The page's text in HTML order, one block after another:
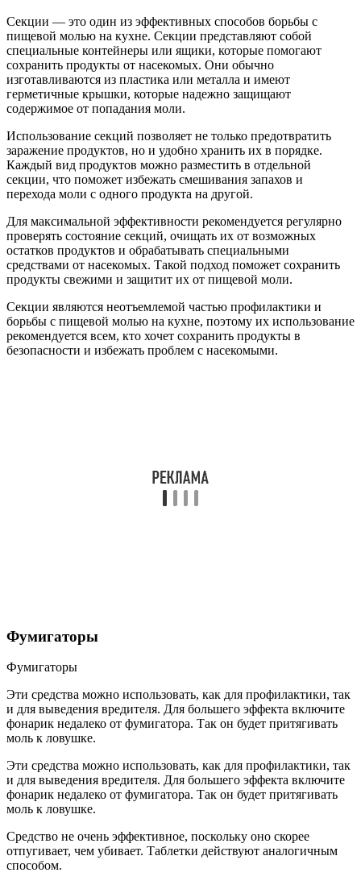
Секции — это один из эффективных способов борьбы с
пищевой молью на кухне. Секции представляют собой
специальные контейнеры или ящики, которые помогают
сохранить продукты от насекомых. Они обычно
изготавливаются из пластика или металла и имеют
герметичные крышки, которые надежно защищают
содержимое от попадания моли.
Использование секций позволяет не только предотвратить
заражение продуктов, но и удобно хранить их в порядке.
Каждый вид продуктов можно разместить в отдельной
секции, что поможет избежать смешивания запахов и
перехода моли с одного продукта на другой.
Для максимальной эффективности рекомендуется регулярно
проверять состояние секций, очищать их от возможных
остатков продуктов и обрабатывать специальными
средствами от насекомых. Такой подход поможет сохранить
продукты свежими и защитит их от пищевой моли.
Секции являются неотъемлемой частью профилактики и
борьбы с пищевой молью на кухне, поэтому их использование
рекомендуется всем, кто хочет сохранить продукты в
безопасности и избежать проблем с насекомыми.
Фумигаторы
Фумигаторы
Эти средства можно использовать, как для профилактики, так
и для выведения вредителя. Для большего эффекта включите
фонарик недалеко от фумигатора. Так он будет притягивать
моль к ловушке.
Эти средства можно использовать, как для профилактики, так
и для выведения вредителя. Для большего эффекта включите
фонарик недалеко от фумигатора. Так он будет притягивать
моль к ловушке.
Средство не очень эффективное, поскольку оно скорее
отпугивает, чем убивает. Таблетки действуют аналогичным
способом.